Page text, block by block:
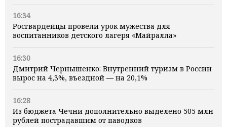
16:34
Росгвардейцы провели урок мужества для
воспитанников детского лагеря «Майралла»
16:30
Дмитрий Чернышенко: Внутренний туризм в России
вырос на 4,3%, въездной — на 20,1%
16:28
Из бюджета Чечни дополнительно выделено 505 млн
рублей пострадавшим от паводков